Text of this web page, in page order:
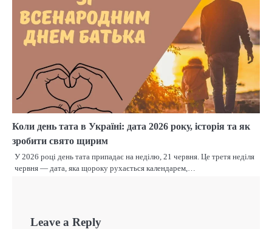
Коли день тата в Україні: дата 2026 року, історія та як
зробити свято щирим
У 2026 році день тата припадає на неділю, 21 червня. Це третя неділя
червня — дата, яка щороку рухається календарем,…
Leave a Reply